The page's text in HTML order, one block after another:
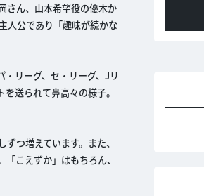
さん、山本希望役の優木か
人公であり「趣味が続かな
リーグ、セ・リーグ、Jリ
送られて鼻高々の様子。
つ増えています。また、
こえずか」はもちろん、